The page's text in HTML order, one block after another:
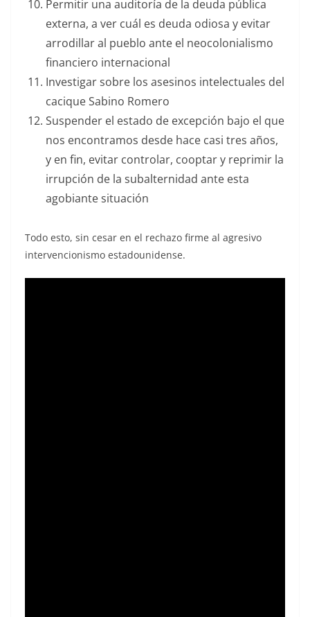
Permitir una auditoría de la deuda pública
externa, a ver cuál es deuda odiosa y evitar
arrodillar al pueblo ante el neocolonialismo
financiero internacional
Investigar sobre los asesinos intelectuales del
cacique Sabino Romero
Suspender el estado de excepción bajo el que
nos encontramos desde hace casi tres años,
y en fin, evitar controlar, cooptar y reprimir la
irrupción de la subalternidad ante esta
agobiante situación
Todo esto, sin cesar en el rechazo firme al agresivo
intervencionismo estadounidense.